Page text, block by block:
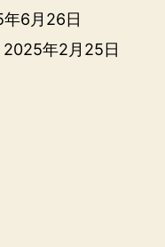
6月26日
2025年2月25日